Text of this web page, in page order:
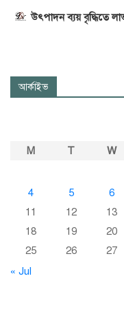
উৎপাদন ব্যয় বৃদ্ধিতে
আর্কাইভ
M T W
4
5 6
11
12 13
18
19 20
25
26 27
« Jul